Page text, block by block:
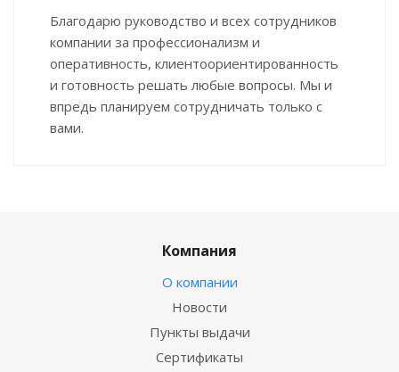
Благодарю руководство и всех сотрудников
компании за профессионализм и
оперативность, клиентоориентированность
и готовность решать любые вопросы. Мы и
впредь планируем сотрудничать только с
вами.
Компания
О компании
Новости
Пункты выдачи
Сертификаты